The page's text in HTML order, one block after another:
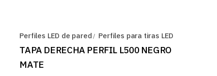
Perfiles LED de pared Perfiles para tiras LED
TAPA DERECHA PERFIL L500 NEGRO
MATE